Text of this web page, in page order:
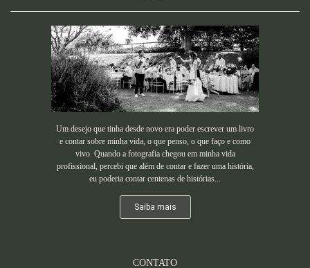
Um desejo que tinha desde novo era poder escrever um livro
e contar sobre minha vida, o que penso, o que faço e como
vivo. Quando a fotografia chegou em minha vida
profissional, percebi que além de contar e fazer uma história,
eu poderia contar centenas de histórias...
Saiba mais
CONTATO